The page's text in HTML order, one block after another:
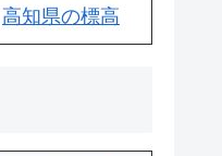
高知県の標高